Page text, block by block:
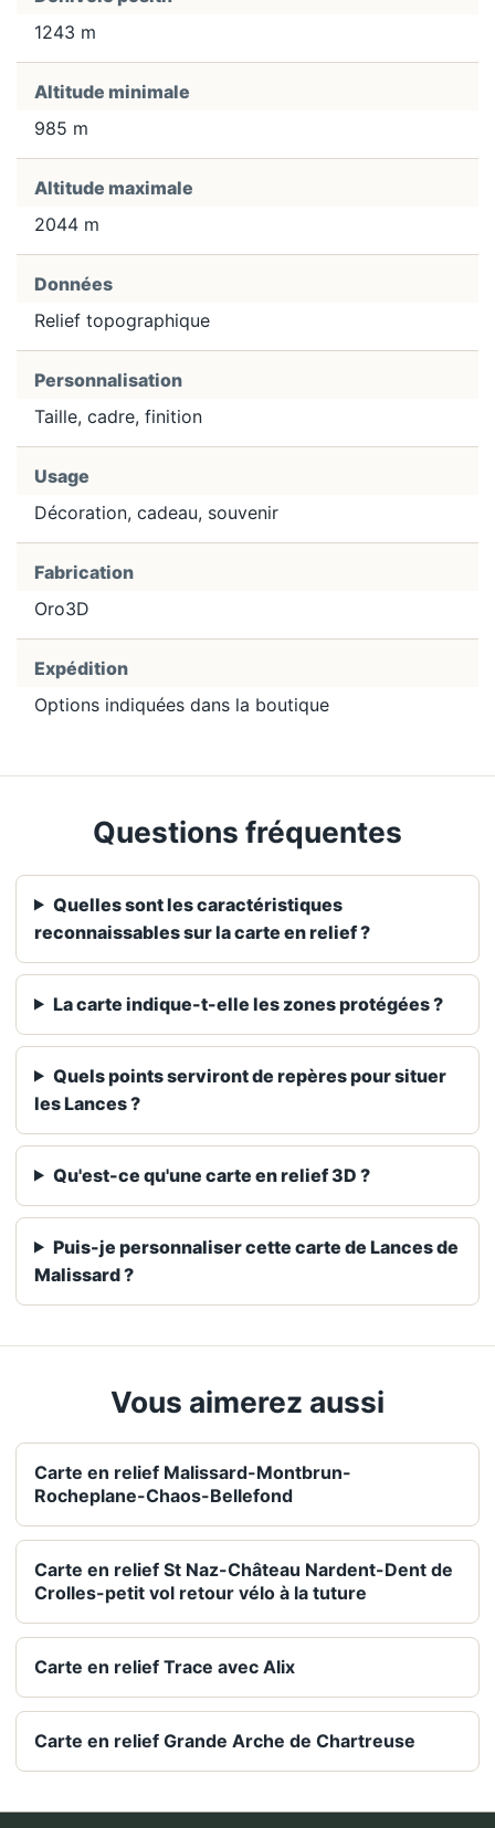
1243 m
Altitude minimale
985 m
Altitude maximale
2044 m
Données
Relief topographique
Personnalisation
Taille, cadre, finition
Usage
Décoration, cadeau, souvenir
Fabrication
Oro3D
Expédition
Options indiquées dans la boutique
Questions fréquentes
Quelles sont les caractéristiques
reconnaissables sur la carte en relief ?
La carte indique-t-elle les zones protégées ?
Quels points serviront de repères pour situer
les Lances ?
Qu'est-ce qu'une carte en relief 3D ?
Puis-je personnaliser cette carte de Lances de
Malissard ?
Vous aimerez aussi
Carte en relief Malissard-Montbrun-
Rocheplane-Chaos-Bellefond
Carte en relief St Naz-Château Nardent-Dent de
Crolles-petit vol retour vélo à la tuture
Carte en relief Trace avec Alix
Carte en relief Grande Arche de Chartreuse